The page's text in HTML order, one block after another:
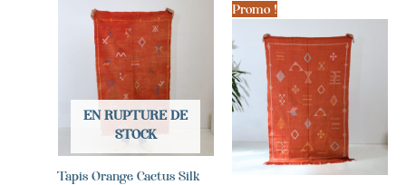
EN RUPTURE DE
STOCK
Tapis Orange Cactus Silk
Promo !